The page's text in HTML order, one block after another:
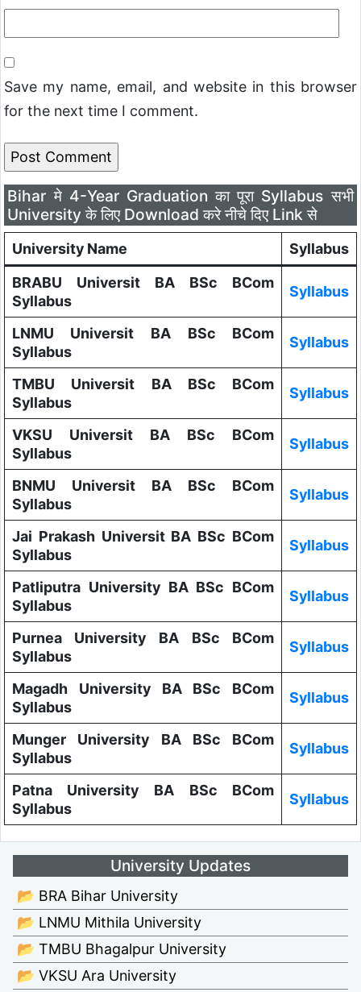
Save my name, email, and website in this browser
for the next time I comment.
Bihar मे 4-Year Graduation का पूरा Syllabus सभी
University के लिए Download करे नीचे दिए Link से
University Name
Syllabus
BRABU Universit BA BSc BCom
Syllabus
Syllabus
LNMU Universit BA BSc BCom
Syllabus
Syllabus
TMBU Universit BA BSc BCom
Syllabus
Syllabus
VKSU Universit BA BSc BCom
Syllabus
Syllabus
BNMU Universit BA BSc BCom
Syllabus
Syllabus
Jai Prakash Universit BA BSc BCom
Syllabus
Syllabus
Patliputra University BA BSc BCom
Syllabus
Syllabus
Purnea University BA BSc BCom
Syllabus
Syllabus
Magadh University BA BSc BCom
Syllabus
Syllabus
Munger University BA BSc BCom
Syllabus
Syllabus
Patna University BA BSc BCom
Syllabus
Syllabus
University Updates
📂 BRA Bihar University
📂 LNMU Mithila University
📂 TMBU Bhagalpur University
📂 VKSU Ara University